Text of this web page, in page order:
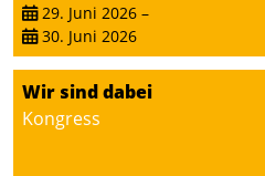
29. Juni 2026 –
30. Juni 2026
Wir sind dabei
Kongress